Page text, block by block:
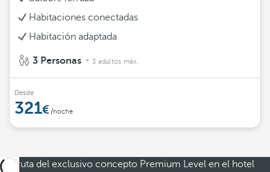
Habitaciones conectadas
Habitación adaptada
3 Personas 3 adultos máx.
Desde
321 /noche
Disfruta del exclusivo concepto Premium Level en el hotel